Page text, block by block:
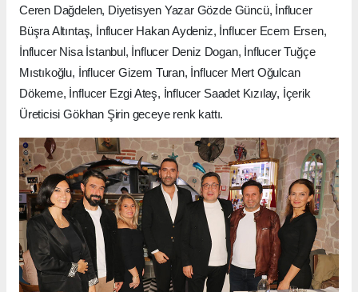
Ceren Dağdelen, Diyetisyen Yazar Gözde Güncü, İnflucer
Büşra Altıntaş, İnflucer Hakan Aydeniz, İnflucer Ecem Ersen,
İnflucer Nisa İstanbul, İnflucer Deniz Dogan, İnflucer Tuğçe
Mıstıkoğlu, İnflucer Gizem Turan, İnflucer Mert Oğulcan
Dökeme, İnflucer Ezgi Ateş, İnflucer Saadet Kızılay, İçerik
Üreticisi Gökhan Şirin geceye renk kattı.